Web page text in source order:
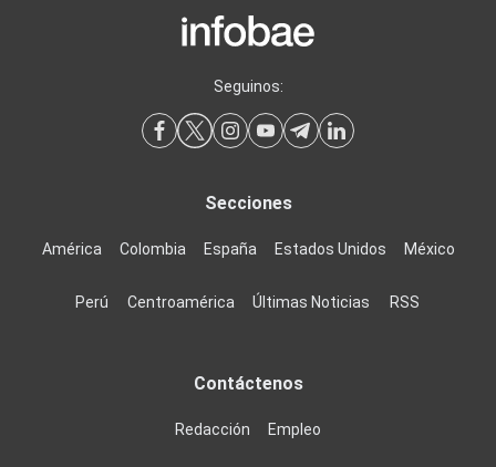
Seguinos:
Secciones
América Colombia España Estados Unidos México
Perú Centroamérica Últimas Noticias RSS
Contáctenos
Redacción Empleo